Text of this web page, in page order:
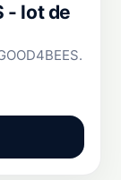
- lot de